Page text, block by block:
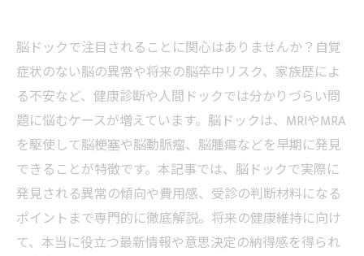
脳ドックで注目されることに関心はありませんか？自覚
症状のない脳の異常や将来の脳卒中リスク、家族歴によ
る不安など、健康診断や人間ドックでは分かりづらい問
題に悩むケースが増えています。脳ドックは、MRIやMRA
を駆使して脳梗塞や脳動脈瘤、脳腫瘍などを早期に発見
できることが特徴です。本記事では、脳ドックで実際に
発見される異常の傾向や費用感、受診の判断材料になる
ポイントまで専門的に徹底解説。将来の健康維持に向け
て、本当に役立つ最新情報や意思決定の納得感を得られ